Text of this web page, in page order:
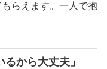
らえます。一人で抱
から大丈夫」